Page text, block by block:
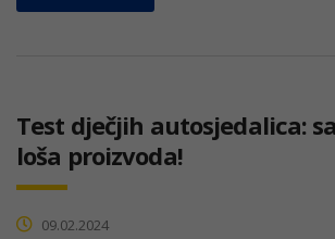
Test dječjih autosjedalica:
loša proizvoda!
09.02.2024